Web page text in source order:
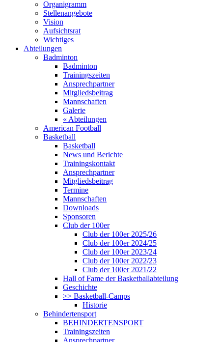
Organigramm
Stellenangebote
Vision
Aufsichtsrat
Wichtiges
Abteilungen
Badminton
Badminton
Trainingszeiten
Ansprechpartner
Mitgliedsbeitrag
Mannschaften
Galerie
« Abteilungen
American Football
Basketball
Basketball
News und Berichte
Trainingskontakt
Ansprechpartner
Mitgliedsbeitrag
Termine
Mannschaften
Downloads
Sponsoren
Club der 100er
Club der 100er 2025/26
Club der 100er 2024/25
Club der 100er 2023/24
Club der 100er 2022/23
Club der 100er 2021/22
Hall of Fame der Basketballabteilung
Geschichte
>> Basketball-Camps
Historie
Behindertensport
BEHINDERTENSPORT
Trainingszeiten
Ansprechpartner